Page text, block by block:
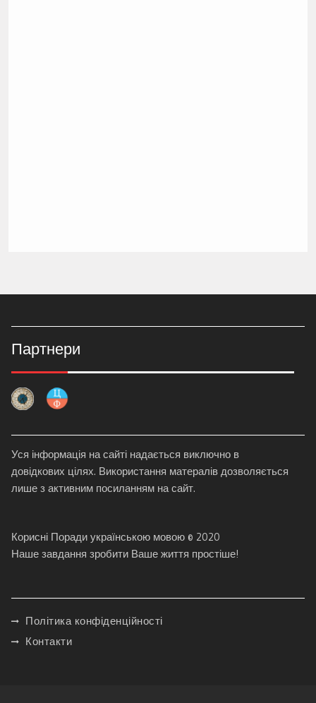
Партнери
Уся інформація на сайті надається виключно в
довідкових цілях. Використання матералів дозволяється
лише з активним посиланням на сайт.
Корисні Поради українською мовою © 2020
Наше завдання зробити Ваше життя простіше!
Політика конфіденційності
Контакти